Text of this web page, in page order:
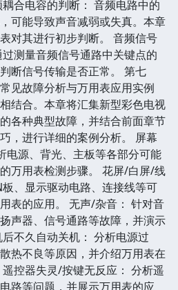
合电容的判断： 音频电路中的
可能导致声音减弱或失真。本章
对其进行初步判断。 音频信号
测量音频信号通路中关键点的
断信号传输是否正常。 第七
见故障分析与万用表应用实例
结合。本章将汇集新型彩色电视
各种典型故障，并结合前面章节
，进行详细的案例分析。 屏幕
电源、背光、主板等各部分可能
万用表检测步骤。 花屏/白屏/线
、显示驱动电路、连接线等可
表的应用。 无声/杂音： 针对音
声器、信号通路等故障，并演示
不久自动关机： 分析电源过
热不良等原因，并介绍万用表在
控器失灵/按键无反应： 分析遥
路等问题，并展示万用表的应